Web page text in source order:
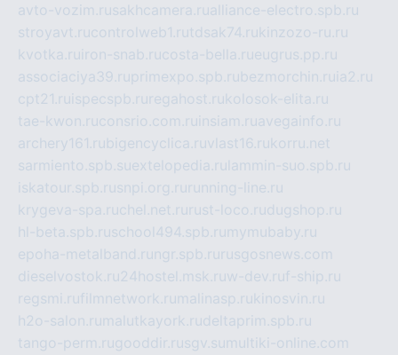
avto-vozim.rusakhcamera.rualliance-electro.spb.ru
stroyavt.rucontrolweb1.rutdsak74.rukinzozo-ru.ru
kvotka.ru iron-snab.rucosta-bella.rueugrus.pp.ru
associaciya39.ruprimexpo.spb.rubezmorchin.ru ia2.ru
cpt21.ru ispecspb.ru regahost.rukolosok-elita.ru
tae-kwon.ruconsrio.com.ru insiam.ruavegainfo.ru
archery161.rubigencyclica.ruvlast16.rukorru.net
sarmiento.spb.suextelopedia.ru lammin-suo.spb.ru
iskatour.spb.rusnpi.org.ru running-line.ru
krygeva-spa.ruchel.net.ru rust-loco.rudugshop.ru
hl-beta.spb.ruschool494.spb.ru mymubaby.ru
epoha-metalband.ru ngr.spb.ru rusgosnews.com
dieselvostok.ru24hostel.msk.ruw-dev.ruf-ship.ru
regsmi.rufilmnetwork.ru malinasp.rukinosvin.ru
h2o-salon.ru malutkayork.rudeltaprim.spb.ru
tango-perm.rugooddir.rusgv.su multiki-online.com